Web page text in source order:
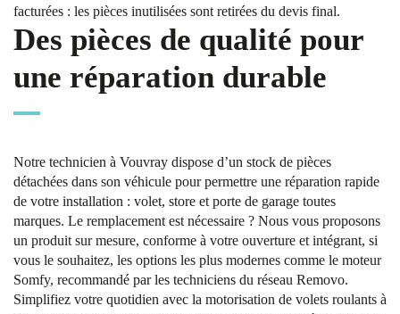
facturées : les pièces inutilisées sont retirées du devis final.
Des pièces de qualité pour
une réparation durable
Notre technicien à Vouvray dispose d’un stock de pièces
détachées dans son véhicule pour permettre une réparation rapide
de votre installation : volet, store et porte de garage toutes
marques. Le remplacement est nécessaire ? Nous vous proposons
un produit sur mesure, conforme à votre ouverture et intégrant, si
vous le souhaitez, les options les plus modernes comme le moteur
Somfy, recommandé par les techniciens du réseau Removo.
Simplifiez votre quotidien avec la motorisation de volets roulants à